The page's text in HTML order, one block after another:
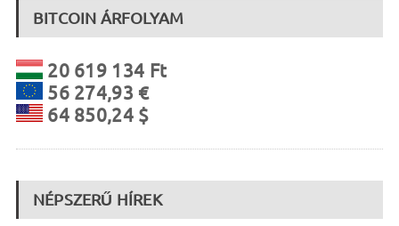
BITCOIN ÁRFOLYAM
20 619 134 Ft
56 274,93 €
64 850,24 $
NÉPSZERŰ HÍREK